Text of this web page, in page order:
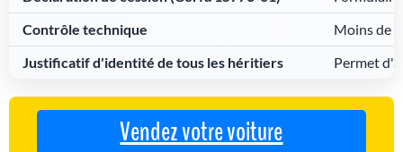
Contrôle technique
Moins de
Justificatif d'identité de tous les héritiers
Permet
Vendez votre voiture